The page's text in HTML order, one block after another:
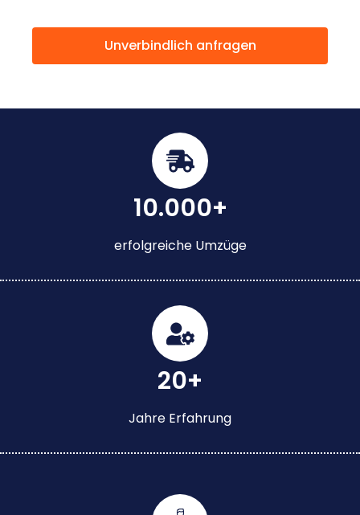
Unverbindlich anfragen
10.000+
erfolgreiche Umzüge
20+
Jahre Erfahrung